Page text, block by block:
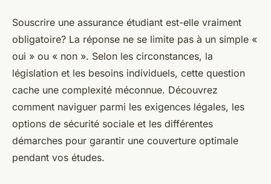
Assurance étudiant : est-ce
une souscription obligatoire ?
Elise•12 juillet 2024•2 min de lecture
Souscrire une assurance étudiant est-elle vraiment
obligatoire? La réponse ne se limite pas à un simple «
oui » ou « non ». Selon les circonstances, la
législation et les besoins individuels, cette question
cache une complexité méconnue. Découvrez
comment naviguer parmi les exigences légales, les
options de sécurité sociale et les différentes
démarches pour garantir une couverture optimale
pendant vos études.